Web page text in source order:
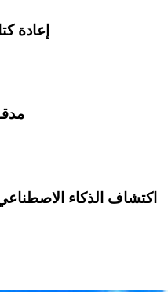
إعادة
اكتشاف الذكاء